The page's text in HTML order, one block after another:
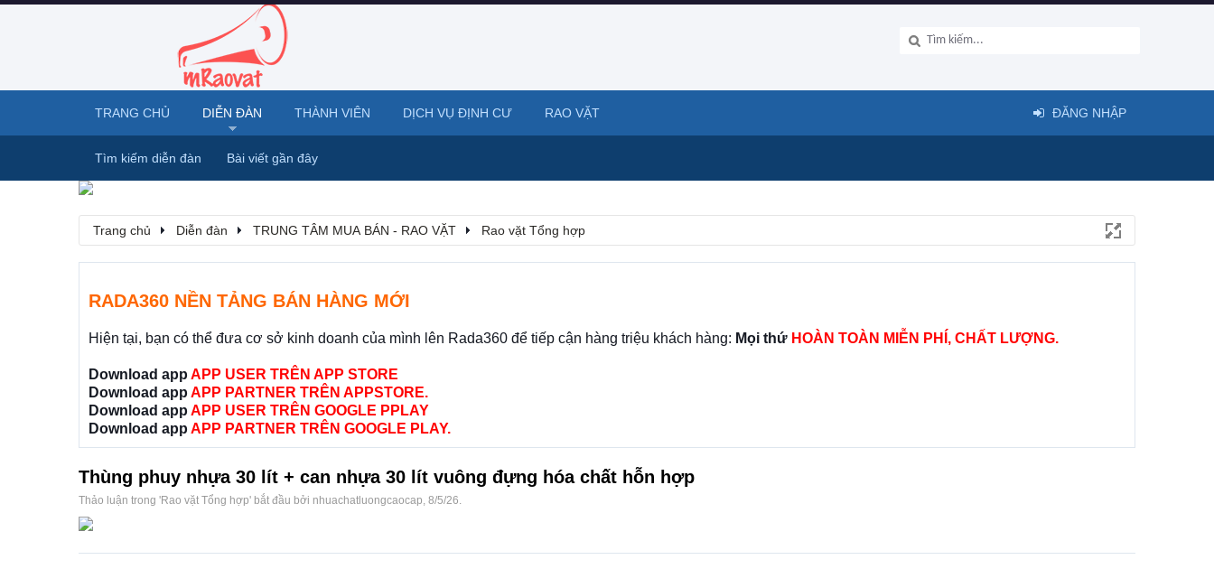
Trang chủ Diễn đàn TRUNG TÂM MUA BÁN - RAO VẶT Rao vặt Tổng hợp
RADA360 NỀN TẢNG BÁN HÀNG MỚI
Hiện tại, bạn có thể đưa cơ sở kinh doanh của mình lên Rada360 để tiếp cận hàng triệu khách hàng: Mọi thứ HOÀN TOÀN MIỄN PHÍ, CHẤT LƯỢNG.
Download app APP USER TRÊN APP STORE
Download app APP PARTNER TRÊN APPSTORE.
Download app APP USER TRÊN GOOGLE PPLAY
Download app APP PARTNER TRÊN GOOGLE PLAY.
Thùng phuy nhựa 30 lít + can nhựa 30 lít vuông đựng hóa chất hỗn hợp
Thảo luận trong 'Rao vặt Tổng hợp' bắt đầu bởi nhuachatluongcaocap, 8/5/26.
TRANG CHỦ DIỄN ĐÀN
Tìm kiếm diễn đàn Bài viết gần đây
THÀNH VIÊN DỊCH VỤ ĐỊNH CƯ RAO VẶT ĐĂNG NHẬP